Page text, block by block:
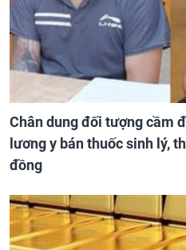
Chân dung đối tượng cầm
lương y bán thuốc sinh lý,
đồng